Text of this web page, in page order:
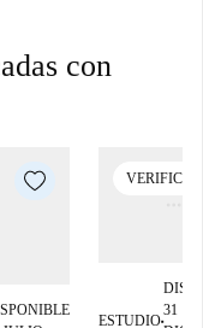
con
ESTUDIO■
31